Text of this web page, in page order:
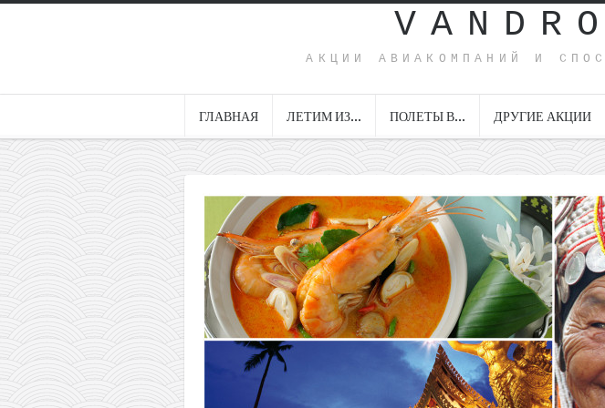
АКЦИИ АВИАКОМПАНИЙ И
ГЛАВНАЯ ЛЕТИМ ИЗ… ПОЛЕТЫ В… ДРУГИЕ АКЦИИ